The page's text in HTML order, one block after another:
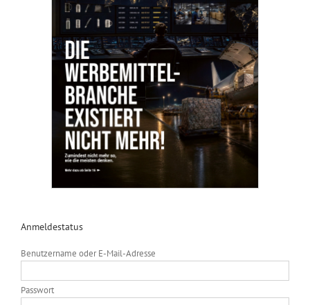
Anmeldestatus
Benutzername oder E-Mail-Adresse
Passwort